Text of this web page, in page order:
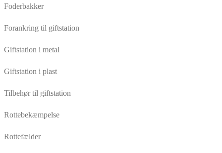
Foderbakker
Forankring til giftstation
Giftstation i metal
Giftstation i plast
Tilbehør til giftstation
Rottebekæmpelse
Rottefælder